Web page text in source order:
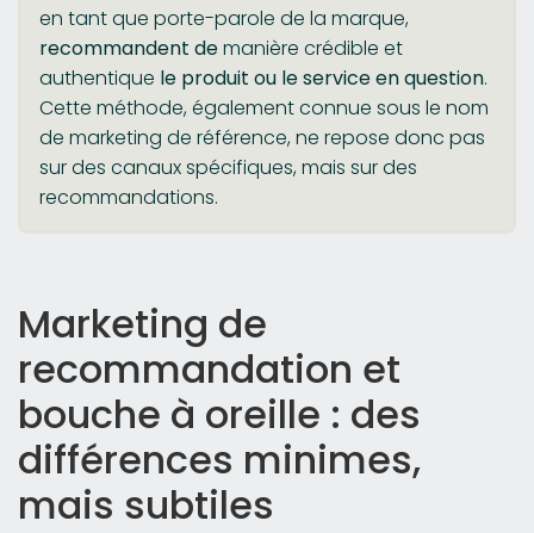
en tant que porte-parole de la marque,
recommandent demanière crédible et
authentique le produit ou le service en question.
Cette méthode, également connue sous le nom
de marketing de référence, ne repose donc pas
sur des canaux spécifiques, mais sur des
recommandations.
Marketing de
recommandation et
bouche à oreille : des
différences minimes,
mais subtiles